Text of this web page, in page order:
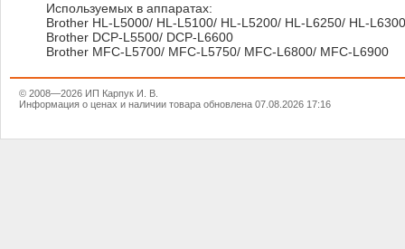
Используемых в аппаратах:
Brother HL-L5000/ HL-L5100/ HL-L5200/ HL-L6250/ HL-
Brother DCP-L5500/ DCP-L6600
Brother MFC-L5700/ MFC-L5750/ MFC-L6800/ MFC-L6900
© 2008—2026 ИП Карпук И. В.
Информация о ценах и наличии товара обновлена 07.08.2026 17:16